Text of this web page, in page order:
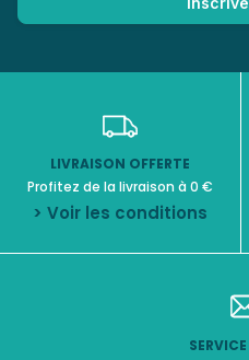
LIVRAISON OFFERTE
Profitez de la livraison à 0 €
> Voir les conditions